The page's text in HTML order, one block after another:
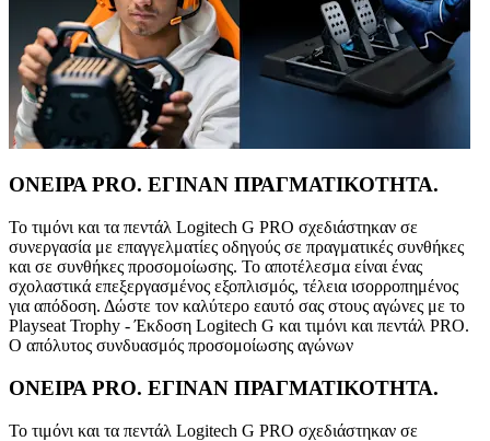
ΟΝΕΙΡΑ PRO. ΕΓΙΝΑΝ ΠΡΑΓΜΑΤΙΚΟΤΗΤΑ.
Το τιμόνι και τα πεντάλ Logitech G PRO σχεδιάστηκαν σε
συνεργασία με επαγγελματίες οδηγούς σε πραγματικές συνθήκες
και σε συνθήκες προσομοίωσης. Το αποτέλεσμα είναι ένας
σχολαστικά επεξεργασμένος εξοπλισμός, τέλεια ισορροπημένος
για απόδοση. Δώστε τον καλύτερο εαυτό σας στους αγώνες με το
Playseat Trophy - Έκδοση Logitech G και τιμόνι και πεντάλ PRO.
Ο απόλυτος συνδυασμός προσομοίωσης αγώνων
ΟΝΕΙΡΑ PRO. ΕΓΙΝΑΝ ΠΡΑΓΜΑΤΙΚΟΤΗΤΑ.
Το τιμόνι και τα πεντάλ Logitech G PRO σχεδιάστηκαν σε